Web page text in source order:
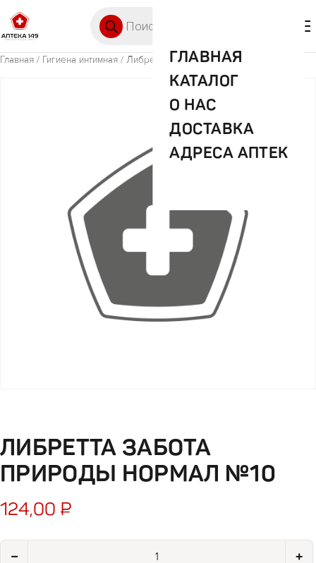
ГЛАВНАЯ
КАТАЛОГ
О НАС
ДОСТАВКА
АДРЕСА АПТЕК
Главная / Гигиена интимная / Либретта забота природы нормал №10
ЛИБРЕТТА ЗАБОТА
ПРИРОДЫ НОРМАЛ №10
124,00 ₽
− +